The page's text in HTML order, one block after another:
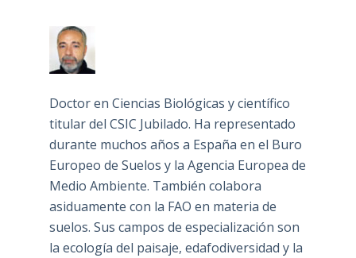
Doctor en Ciencias Biológicas y científico
titular del CSIC Jubilado. Ha representado
durante muchos años a España en el Buro
Europeo de Suelos y la Agencia Europea de
Medio Ambiente. También colabora
asiduamente con la FAO en materia de
suelos. Sus campos de especialización son
la ecología del paisaje, edafodiversidad y la